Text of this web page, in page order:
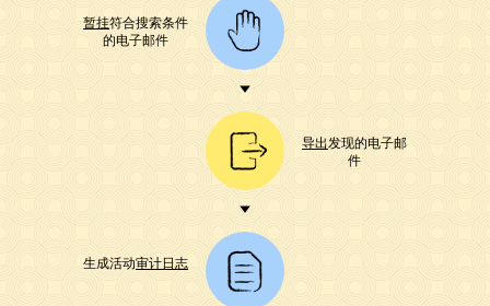
暂挂符合搜索条件
的电子邮件
导出发现的电子邮
件
生成活动审计日志